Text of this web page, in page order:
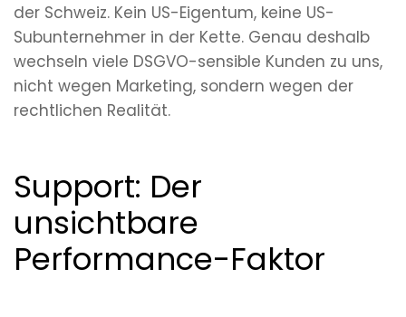
der Schweiz. Kein US-Eigentum, keine US-
Subunternehmer in der Kette. Genau deshalb
wechseln viele DSGVO-sensible Kunden zu uns,
nicht wegen Marketing, sondern wegen der
rechtlichen Realität.
Support: Der
unsichtbare
Performance-Faktor